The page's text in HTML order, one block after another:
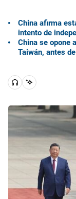
China afirma
intento de
China se opone
Taiwán, antes